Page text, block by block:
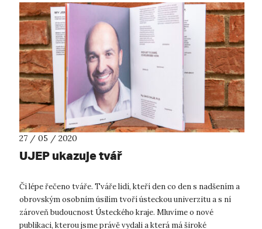
27 / 05 / 2020
UJEP ukazuje tvář
Či lépe řečeno tváře. Tváře lidí, kteří den co den s nadšením a
obrovským osobním úsilím tvoří ústeckou univerzitu a s ní
zároveň budoucnost Ústeckého kraje. Mluvíme o nové
publikaci, kterou jsme právě vydali a která má široké